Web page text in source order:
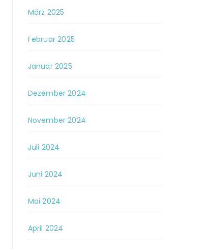
März 2025
Februar 2025
Januar 2025
Dezember 2024
November 2024
Juli 2024
Juni 2024
Mai 2024
April 2024